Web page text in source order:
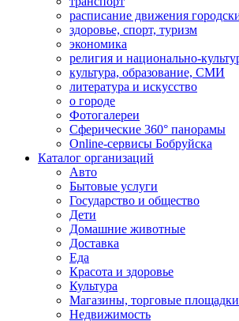
расписание движения
здоровье, спорт, туризм
экономика
религия и национально-
культура, образование, СМИ
литература и искусство
о городе
Фотогалереи
Сферические 360° панорамы
Online-сервисы Бобруйска
Каталог организаций
Авто
Бытовые услуги
Государство и общество
Дети
Домашние животные
Доставка
Еда
Красота и здоровье
Культура
Магазины, торговые площадки
Недвижимость